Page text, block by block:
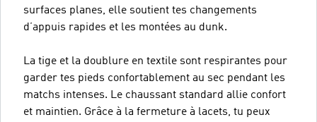
surfaces planes, elle soutient tes changements
d’appuis rapides et les montées au dunk.
La tige et la doublure en textile sont respirantes pour
garder tes pieds confortablement au sec pendant les
matchs intenses. Le chaussant standard allie confort
et maintien. Grâce à la fermeture à lacets, tu peux